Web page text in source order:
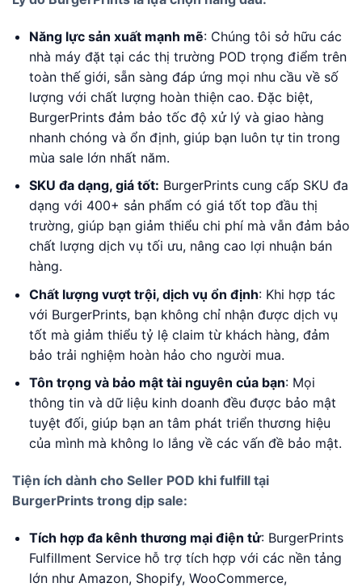
Năng lực sản xuất mạnh mẽ: Chúng tôi sở hữu các
nhà máy đặt tại các thị trường POD trọng điểm trên
toàn thế giới, sẵn sàng đáp ứng mọi nhu cầu về số
lượng với chất lượng hoàn thiện cao. Đặc biệt,
BurgerPrints đảm bảo tốc độ xử lý và giao hàng
nhanh chóng và ổn định, giúp bạn luôn tự tin trong
mùa sale lớn nhất năm.
SKU đa dạng, giá tốt: BurgerPrints cung cấp SKU đa
dạng với 400+ sản phẩm có giá tốt top đầu thị
trường, giúp bạn giảm thiểu chi phí mà vẫn đảm bảo
chất lượng dịch vụ tối ưu, nâng cao lợi nhuận bán
hàng.
Chất lượng vượt trội, dịch vụ ổn định: Khi hợp tác
với BurgerPrints, bạn không chỉ nhận được dịch vụ
tốt mà giảm thiểu tỷ lệ claim từ khách hàng, đảm
bảo trải nghiệm hoàn hảo cho người mua.
Tôn trọng và bảo mật tài nguyên của bạn: Mọi
thông tin và dữ liệu kinh doanh đều được bảo mật
tuyệt đối, giúp bạn an tâm phát triển thương hiệu
của mình mà không lo lắng về các vấn đề bảo mật.
Tiện ích dành cho Seller POD khi fulfill tại
BurgerPrints trong dịp sale:
Tích hợp đa kênh thương mại điện tử: BurgerPrints
Fulfillment Service hỗ trợ tích hợp với các nền tảng
lớn như Amazon, Shopify, WooCommerce,